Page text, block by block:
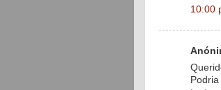
10:00